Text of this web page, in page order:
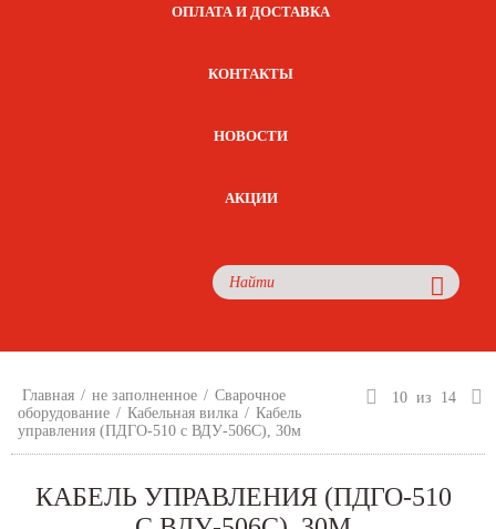
ОПЛАТА И ДОСТАВКА
КОНТАКТЫ
НОВОСТИ
АКЦИИ
Главная / не заполненное / Сварочное
оборудование / Кабельная вилка / Кабель
управления (ПДГО-510 с ВДУ-506С), 30м
10 из 14
КАБЕЛЬ УПРАВЛЕНИЯ (ПДГО-510